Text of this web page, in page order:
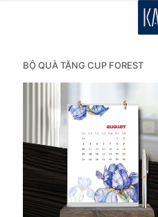
BỘ QUÀ TẶNG CUP FOREST